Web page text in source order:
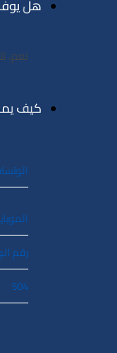
هل
نعم،
كيف
الموبايل :
رقم
504